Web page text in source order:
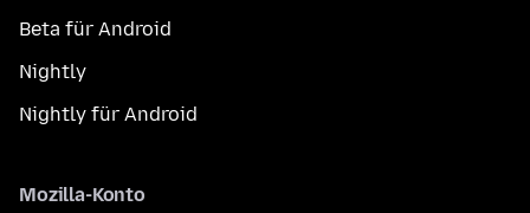
Beta für Android
Nightly
Nightly für Android
Mozilla-Konto